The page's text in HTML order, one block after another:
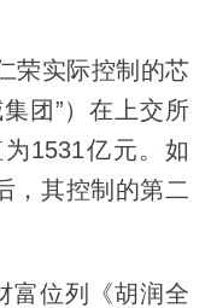
荣实际控制的芯
集团”）在上交所
1531亿元。如
，其控制的第二
富位列《胡润全